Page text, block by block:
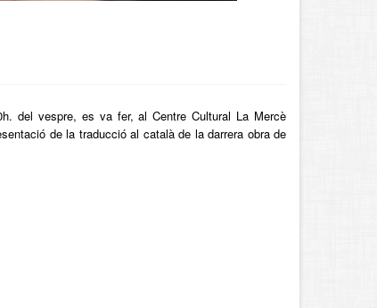
del vespre, es va fer, al Centre Cultural La Mercè
de la traducció al català de la darrera obra de